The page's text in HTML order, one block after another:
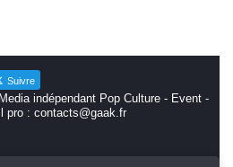
Suivre
indépendant Pop Culture - Event -
pro : contacts@gaak.fr